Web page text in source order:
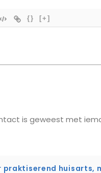
{} [+]
is geweest met
praktiserend huisarts,